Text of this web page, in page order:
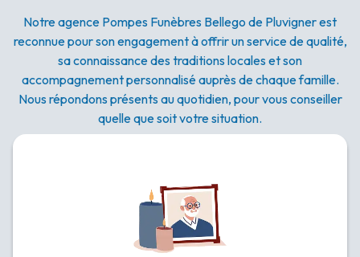
Notre agence Pompes Funèbres Bellego de Pluvigner est
reconnue pour son engagement à offrir un service de qualité,
sa connaissance des traditions locales et son
accompagnement personnalisé auprès de chaque famille.
Nous répondons présents au quotidien, pour vous conseiller
quelle que soit votre situation.